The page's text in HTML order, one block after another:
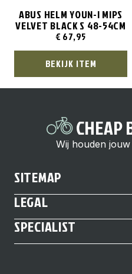
ABUS HELM YOUN-I MIPS
VELVET BLACK S 48-54CM
€ 67,95
BEKIJK ITEM
CHEAP
Wij houden
SITEMAP
LEGAL
SPECIALIST